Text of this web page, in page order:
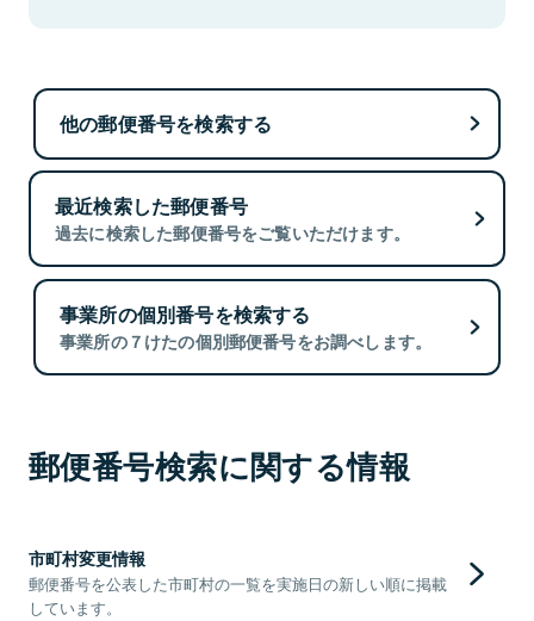
他の郵便番号を検索する
最近検索した郵便番号
過去に検索した郵便番号をご覧いただけます。
事業所の個別番号を検索する
事業所の７けたの個別郵便番号をお調べします。
郵便番号検索に関する情報
市町村変更情報
郵便番号を公表した市町村の一覧を実施日の新しい順に掲載
しています。